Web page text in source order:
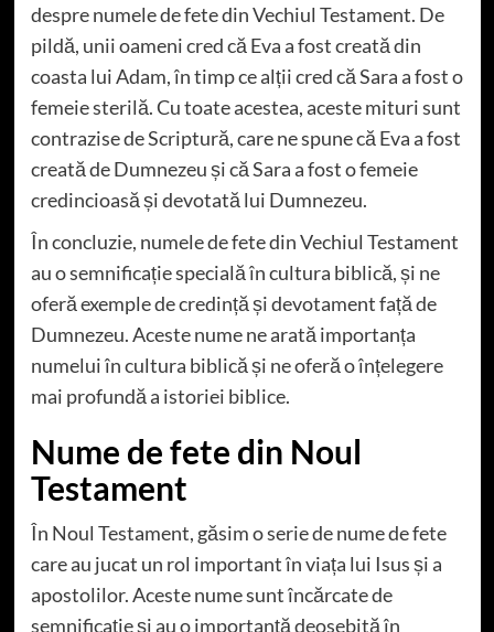
despre numele de fete din Vechiul Testament. De
pildă, unii oameni cred că Eva a fost creată din
coasta lui Adam, în timp ce alții cred că Sara a fost o
femeie sterilă. Cu toate acestea, aceste mituri sunt
contrazise de Scriptură, care ne spune că Eva a fost
creată de Dumnezeu și că Sara a fost o femeie
credincioasă și devotată lui Dumnezeu.
În concluzie, numele de fete din Vechiul Testament
au o semnificație specială în cultura biblică, și ne
oferă exemple de credință și devotament față de
Dumnezeu. Aceste nume ne arată importanța
numelui în cultura biblică și ne oferă o înțelegere
mai profundă a istoriei biblice.
Nume de fete din Noul
Testament
În Noul Testament, găsim o serie de nume de fete
care au jucat un rol important în viața lui Isus și a
apostolilor. Aceste nume sunt încărcate de
semnificație și au o importanță deosebită în